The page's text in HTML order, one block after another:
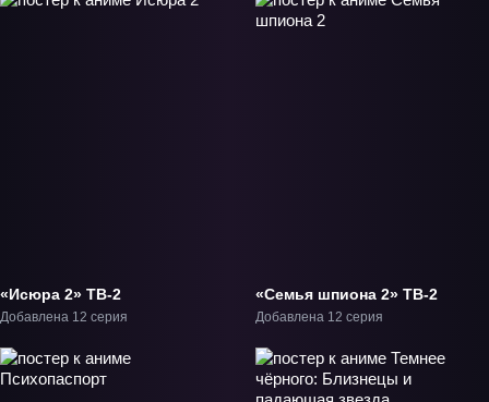
«Исюра 2» ТВ-2
Добавлена 12 серия
«Семья шпиона 2» ТВ-2
Добавлена 12 серия